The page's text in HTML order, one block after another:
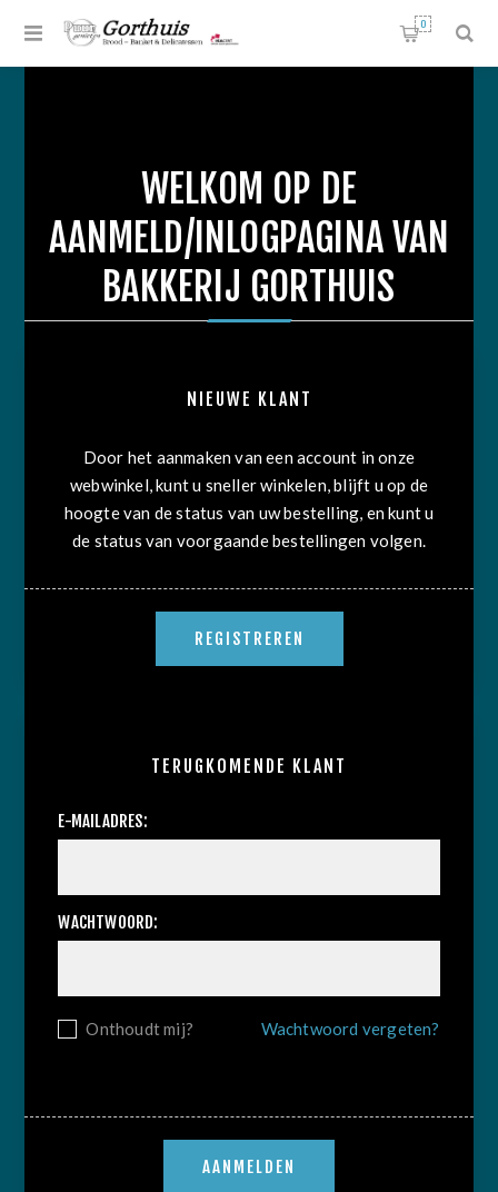
0
WELKOM OP DE
AANMELD/INLOGPAGINA VAN
BAKKERIJ GORTHUIS
NIEUWE KLANT
Door het aanmaken van een account in onze
webwinkel, kunt u sneller winkelen, blijft u op de
hoogte van de status van uw bestelling, en kunt u
de status van voorgaande bestellingen volgen.
TERUGKOMENDE KLANT
E-MAILADRES:
WACHTWOORD:
Onthoudt mij? Wachtwoord vergeten?